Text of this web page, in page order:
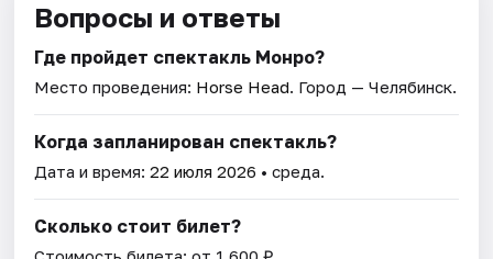
Вопросы и ответы
Где пройдет спектакль Монро?
Место проведения: Horse Head. Город — Челябинск.
Когда запланирован спектакль?
Дата и время:22 июля 2026 • среда.
Сколько стоит билет?